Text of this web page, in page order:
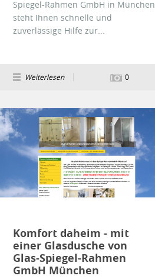
Spiegel-Rahmen GmbH in München
steht Ihnen schnelle und
zuverlässige Hilfe zur...
Weiterlesen 0
Komfort daheim - mit
einer Glasdusche von
Glas-Spiegel-Rahmen
GmbH München